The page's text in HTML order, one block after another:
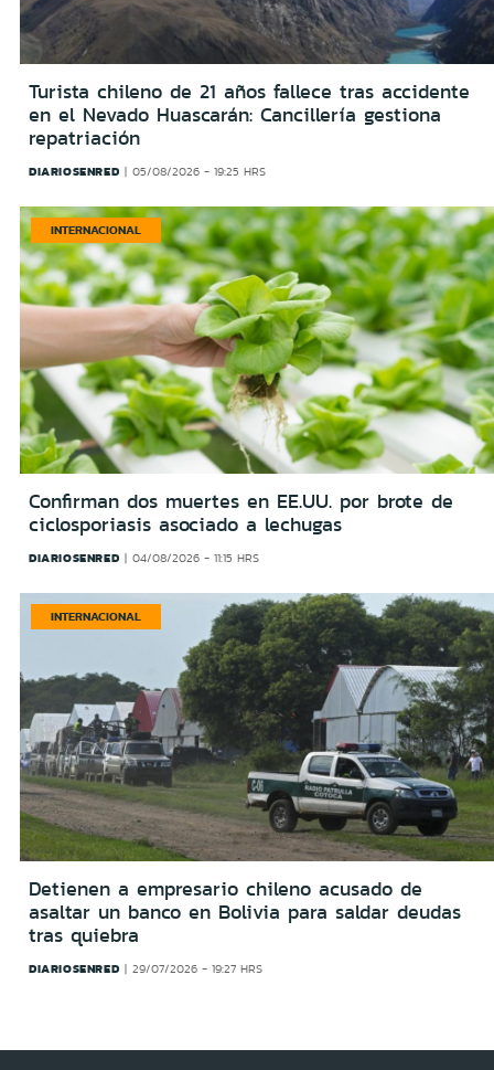
Turista chileno de 21 años fallece tras accidente
en el Nevado Huascarán: Cancillería gestiona
repatriación
DIARIOSENRED 05/08/2026 - 19:25 HRS
INTERNACIONAL
Confirman dos muertes en EE.UU. por brote de
ciclosporiasis asociado a lechugas
DIARIOSENRED 04/08/2026 - 11:15 HRS
INTERNACIONAL
Detienen a empresario chileno acusado de
asaltar un banco en Bolivia para saldar deudas
tras quiebra
DIARIOSENRED 29/07/2026 - 19:27 HRS